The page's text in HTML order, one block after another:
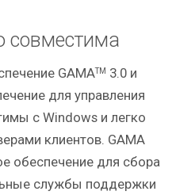
совместима
GAMATM
3.0 и
для управления
с Windows и легко
клиентов. GAMA
обеспечение для сбора
службы поддержки